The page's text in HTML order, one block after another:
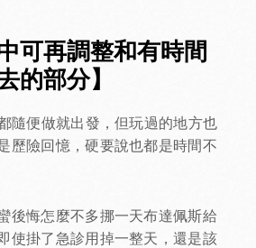
可再調整和有時間
的部分】
隨便做就出發，但玩過的地方也
歷險回憶，硬要說也都是時間不
後悔怎麼不多挪一天布達佩斯給
使掛了急診用掉一整天，還是該